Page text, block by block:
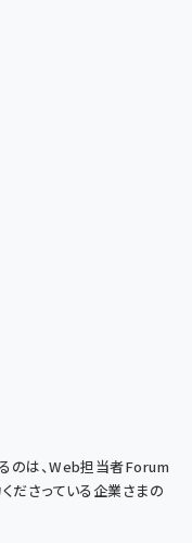
のは、Web担当者Forum
ださっている企業さまの